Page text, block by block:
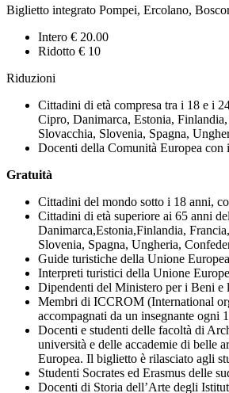
Biglietto integrato Pompei, Ercolano,
Intero € 20.00
Ridotto € 10
Riduzioni
Cittadini di età compresa tra i 18 e i
Cipro, Danimarca, Estonia,
Slovacchia, Slovenia, Spagna,
Docenti della Comunità Europea con
Gratuità
Cittadini del mondo sotto i 18 anni,
Cittadini di età superiore ai 65 anni
Danimarca,Estonia,Finlandia,
Slovenia, Spagna, Ungheria,
Guide turistiche della Unione
Interpreti turistici della Unione
Dipendenti del Ministero per i Beni
Membri di ICCROM (International
accompagnati da un insegnante ogni
Docenti e studenti delle facoltà di
università e delle accademie di belle
Europea. Il biglietto è rilasciato agli
Studenti Socrates ed Erasmus delle
Docenti di Storia dell’Arte degli